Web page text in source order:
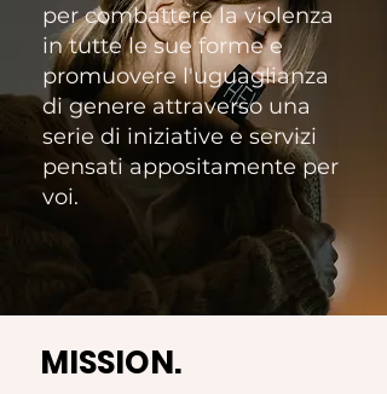
per combattere la violenza
in tutte le sue forme e
promuovere l'uguaglianza
di genere attraverso una
serie di iniziative e servizi
pensati appositamente per
voi.
MISSION.